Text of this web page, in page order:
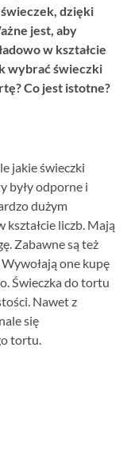
dzięki
jest, aby
w kształcie
wybrać świeczki
Co jest istotne?
jakie świeczki
były odporne i
dużym
kształcie liczb. Mają
Zabawne są też
one kupę
Świeczka do tortu
Nawet z
się
tortu.